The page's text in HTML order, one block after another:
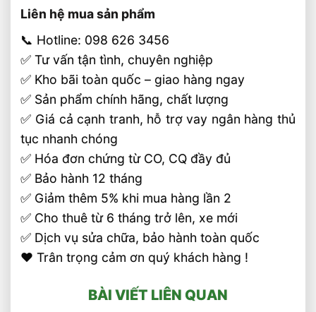
Liên hệ mua sản phẩm
📞 Hotline: 098 626 3456
✅ Tư vấn tận tình, chuyên nghiệp
✅ Kho bãi toàn quốc – giao hàng ngay
✅ Sản phẩm chính hãng, chất lượng
✅ Giá cả cạnh tranh, hỗ trợ vay ngân hàng thủ
tục nhanh chóng
✅ Hóa đơn chứng từ CO, CQ đầy đủ
✅ Bảo hành 12 tháng
✅ Giảm thêm 5% khi mua hàng lần 2
✅ Cho thuê từ 6 tháng trở lên, xe mới
✅ Dịch vụ sửa chữa, bảo hành toàn quốc
❤️ Trân trọng cảm ơn quý khách hàng !
BÀI VIẾT LIÊN QUAN